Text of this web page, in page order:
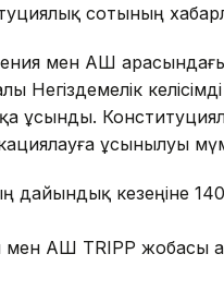
сотының
мен АҚШ
Негіздемелік
ұсынды.
ұсынылуы
дайындық кезеңіне
мен АҚШ TRIPP жобасы